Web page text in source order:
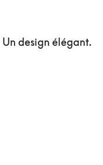
design élégant.